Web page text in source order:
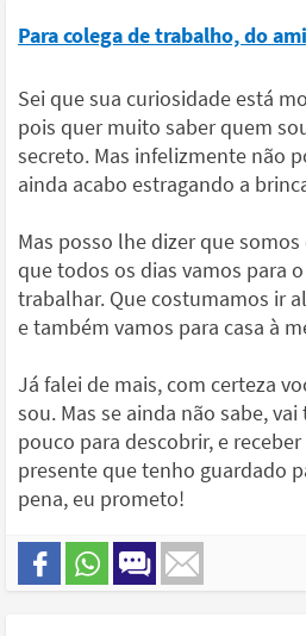
Para colega de trabalho, do
Sei que sua curiosidade está
pois quer muito saber quem
secreto. Mas infelizmente não
ainda acabo estragando a
Mas posso lhe dizer que
que todos os dias vamos para
trabalhar. Que costumamos ir
e também vamos para casa à
Já falei de mais, com certeza
sou. Mas se ainda não sabe,
pouco para descobrir, e
presente que tenho guardado
pena, eu prometo!